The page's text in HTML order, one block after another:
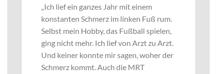
„Ich lief ein ganzes Jahr mit einem
konstanten Schmerz im linken Fuß rum.
Selbst mein Hobby, das Fußball spielen,
ging nicht mehr. Ich lief von Arzt zu Arzt.
Und keiner konnte mir sagen, woher der
Schmerz kommt. Auch die MRT